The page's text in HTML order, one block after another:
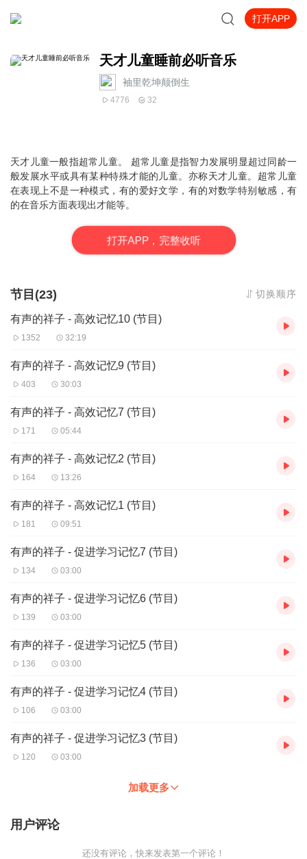
打开APP
天才儿童睡前必听音乐
袖里乾坤颠倒生
4776 32
天才儿童一般指超常儿童。 超常儿童是指智力发展明显超过同龄一
般发展水平或具有某种特殊才能的儿童。亦称天才儿童。超常儿童
在表现上不是一种模式，有的爱好文学，有的对数学特别敏感，有
的在音乐方面表现出才能等。
打开APP，完整收听
节目(23) 切换顺序
有声的祥子 - 高效记忆10 (节目)
1352 32:19
有声的祥子 - 高效记忆9 (节目)
403 30:03
有声的祥子 - 高效记忆7 (节目)
171 05:44
有声的祥子 - 高效记忆2 (节目)
164 13:26
有声的祥子 - 高效记忆1 (节目)
181 09:51
有声的祥子 - 促进学习记忆7 (节目)
134 03:00
有声的祥子 - 促进学习记忆6 (节目)
139 03:00
有声的祥子 - 促进学习记忆5 (节目)
136 03:00
有声的祥子 - 促进学习记忆4 (节目)
106 03:00
有声的祥子 - 促进学习记忆3 (节目)
120 03:00
加载更多
用户评论
还没有评论，快来发表第一个评论！